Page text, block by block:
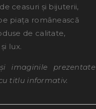
ceasuri și bijuterii,
piața românească
de calitate,
lux.
imaginile prezentate
titlu informativ.